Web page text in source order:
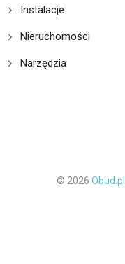
Instalacje
Nieruchomości
Narzędzia
© 2026 Obud.pl.